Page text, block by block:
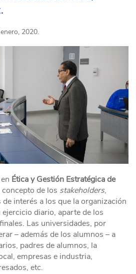
2020.
Ética y Gestión Estratégica de
de los stakeholders,
interés a los que la organización
diario, aparte de los
Las universidades, por
– además de los alumnos – a
padres de alumnos, la
empresas e industria,
etc.